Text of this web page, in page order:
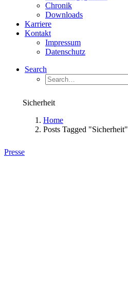
Chronik
Downloads
Karriere
Kontakt
Impressum
Datenschutz
Search
Sicherheit
Home
Posts Tagged "Sicherheit"
Presse